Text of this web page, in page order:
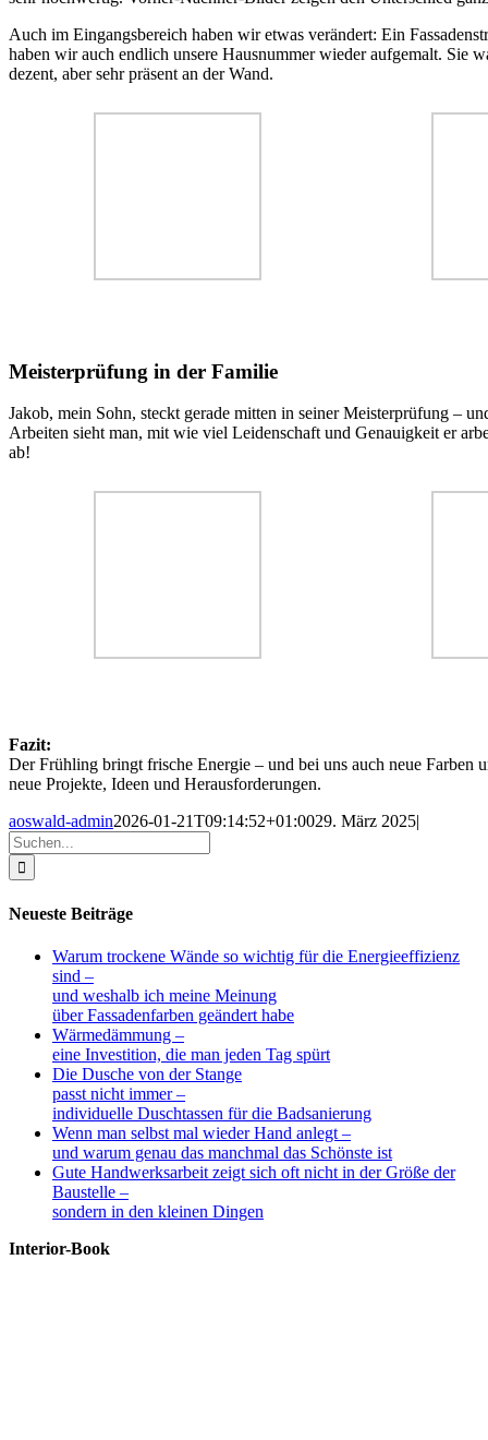
Auch im Eingangsbereich haben wir etwas verändert: Ein
haben wir auch endlich unsere Hausnummer wieder aufgemalt. Sie
dezent, aber sehr präsent an der Wand.
Meisterprüfung in der Familie
Jakob, mein Sohn, steckt gerade mitten in seiner Meisterprüfung –
Arbeiten sieht man, mit wie viel Leidenschaft und Genauigkeit er
ab!
Fazit:
Der Frühling bringt frische Energie – und bei uns auch neue Farben
neue Projekte, Ideen und Herausforderungen.
aoswald-admin2026-01-21T09:14:52+01:0029. März 2025|
Suche
nach:
Neueste Beiträge
Warum trockene Wände so wichtig für die Energieeffizienz
sind –
und weshalb ich meine Meinung
über Fassadenfarben geändert habe
Wärmedämmung –
eine Investition, die man jeden Tag spürt
Die Dusche von der Stange
passt nicht immer –
individuelle Duschtassen für die Badsanierung
Wenn man selbst mal wieder Hand anlegt –
und warum genau das manchmal das Schönste ist
Gute Handwerksarbeit zeigt sich oft nicht in der Größe der
Baustelle –
sondern in den kleinen Dingen
Interior-Book